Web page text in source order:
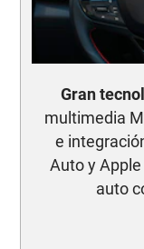
Gran
multimedia
e
Auto y Apple
auto